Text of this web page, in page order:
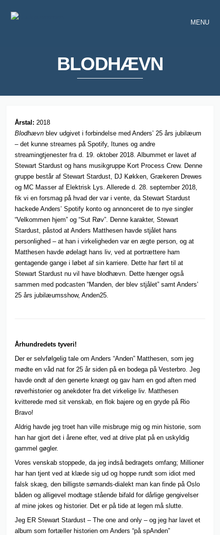
MENU
BLODHÆVN
Årstal: 2018
Blodhævn blev udgivet i forbindelse med Anders’ 25 års jubilæum
– det kunne streames på Spotify, Itunes og andre
streamingtjenester fra d. 19. oktober 2018. Albummet er lavet af
Stewart Stardust og hans musikgruppe Kort Process Crew. Denne
gruppe består af Stewart Stardust, DJ Køkken, Grækeren Drewes
og MC Masser af Elektrisk Lys. Allerede d. 28. september 2018,
fik vi en forsmag på hvad der var i vente, da Stewart Stardust
hackede Anders’ Spotify konto og annonceret de to nye singler
“Velkommen hjem” og “Sut Røv”. Denne karakter, Stewart
Stardust, påstod at Anders Matthesen havde stjålet hans
personlighed – at han i virkeligheden var en ægte person, og at
Matthesen havde ødelagt hans liv, ved at portrættere ham
gentagende gange i løbet af sin karriere. Dette har ført til at
Stewart Stardust nu vil have blodhævn. Dette hænger også
sammen med podcasten “Manden, der blev stjålet” samt Anders’
25 års jubilæumsshow, Anden25.
Århundredets tyveri!
Der er selvfølgelig tale om Anders “Anden” Matthesen, som jeg
mødte en våd nat for 25 år siden på en bodega på Vesterbro. Jeg
havde ondt af den generte knægt og gav ham en god aften med
røverhistorier og anekdoter fra det virkelige liv. Matthesen
kvitterede med sit venskab, en flok bajere og en gryde på Rio
Bravo!
Aldrig havde jeg troet han ville misbruge mig og min historie, som
han har gjort det i årene efter, ved at drive plat på en uskyldig
gammel gøg ler.
Vores venskab stoppede, da jeg indså bedragets omfang; Millioner
har han tjent ved at klæde sig ud og hoppe rundt som idiot med
falsk skæg, den billigste sømands-dialekt man kan finde på Oslo
båden og alligevel modtage stående bifald for dårlige gengivelser
af mine jokes og historier. Det er på tide at legen må slutte.
Jeg ER Stewart Stardust – The one and only – og jeg har lavet et
album som fortæller historien om Anders “på spAnden”